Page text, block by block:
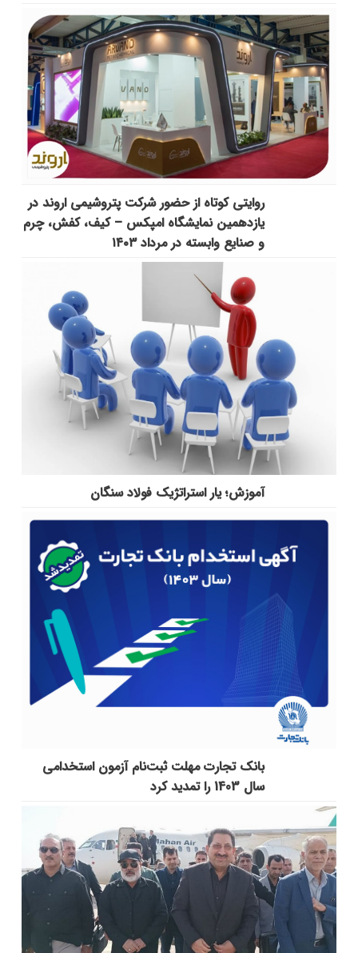
روایتی کوتاه از حضور شرکت پتروشیمی اروند در
یازدهمین نمایشگاه امپکس‌ – کیف، کفش، چرم
و صنایع وابسته در مرداد ۱۴۰۳
آموزش؛ یار استراتژیک فولاد سنگان
بانک تجارت مهلت ثبت‌نام آزمون استخدامی
سال 1403 را تمدید کرد